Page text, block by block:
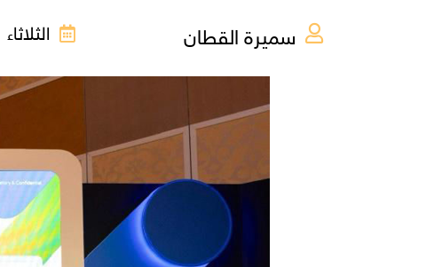
سميرة القطان الثلاثاء ، 12 مايو